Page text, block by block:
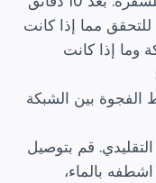
مما إذا كانت
وما إذا كانت
بين الشبكة
التقليدي. قم بتوصيل
اشطفه بالماء،